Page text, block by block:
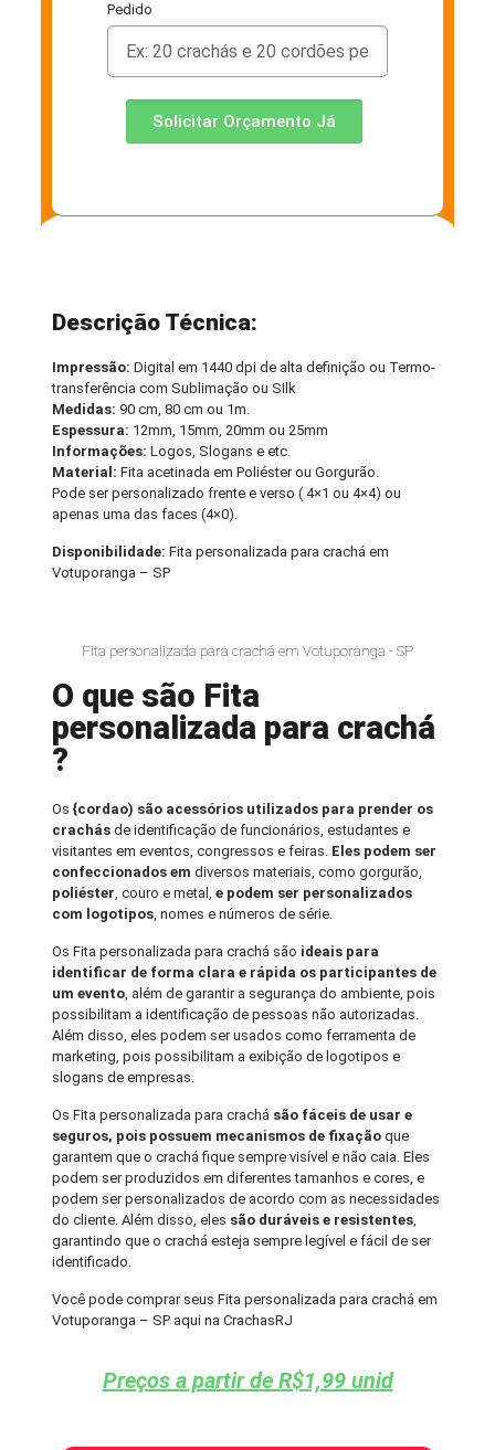
Pedido
Solicitar Orçamento Já
Descrição Técnica:
Impressão: Digital em 1440 dpi de alta definição ou Termo-
transferência com Sublimação ou SIlk
Medidas: 90 cm, 80 cm ou 1m.
Espessura: 12mm, 15mm, 20mm ou 25mm
Informações:Logos, Slogans e etc.
Material: Fita acetinada em Poliéster ou Gorgurão.
Pode ser personalizado frente e verso ( 4×1 ou 4×4) ou
apenas uma das faces (4×0).
Disponibilidade:Fita personalizada para crachá em
Votuporanga – SP
Fita personalizada para crachá em Votuporanga - SP
O que são Fita
personalizada para crachá
?
Os {cordao) são acessórios utilizados para prender os
crachás de identificação de funcionários, estudantes e
visitantes em eventos, congressos e feiras. Eles podem ser
confeccionados emdiversos materiais, como gorgurão,
poliéster, couro e metal,e podem ser personalizados
com logotipos, nomes e números de série.
Os Fita personalizada para crachá são ideais para
identificar de forma clara e rápida os participantes de
um evento, além de garantir a segurança do ambiente, pois
possibilitam a identificação de pessoas não autorizadas.
Além disso, eles podem ser usados como ferramenta de
marketing, pois possibilitam a exibição de logotipos e
slogans de empresas.
Os Fita personalizada para crachá são fáceis de usar e
seguros, pois possuem mecanismos de fixação que
garantem que o crachá fique sempre visível e não caia. Eles
podem ser produzidos em diferentes tamanhos e cores, e
podem ser personalizados de acordo com as necessidades
do cliente. Além disso, eles são duráveis e resistentes,
garantindo que o crachá esteja sempre legível e fácil de ser
identificado.
Você pode comprar seus Fita personalizada para crachá em
Votuporanga – SP aqui na CrachasRJ
Preços a partir de R$1,99 unid